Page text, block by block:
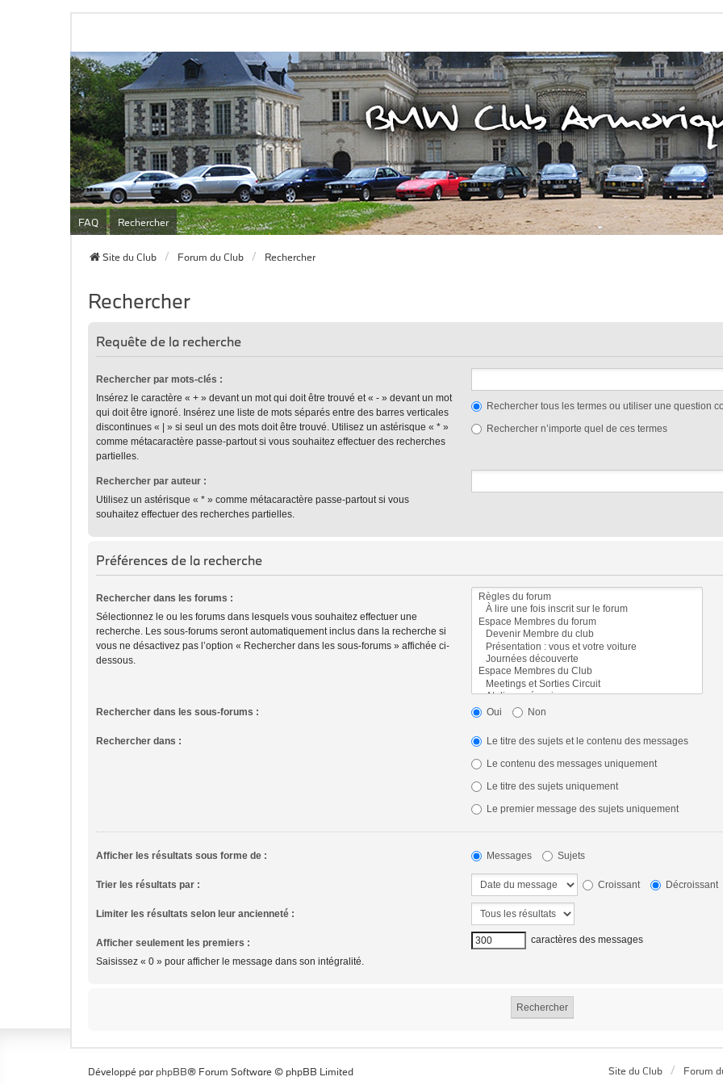
FAQ Rechercher
Site du Club Forum du Club Rechercher
Rechercher
Requête de la recherche
Rechercher par mots-clés :
Insérez le caractère « + » devant un mot qui doit être trouvé et « - » devant un mot
qui doit être ignoré. Insérez une liste de mots séparés entre des barres verticales
discontinues « | » si seul un des mots doit être trouvé. Utilisez un astérisque « * »
comme métacaractère passe-partout si vous souhaitez effectuer des recherches
partielles.
Rechercher tous les termes ou utiliser une question
Rechercher n’importe quel de ces termes
Rechercher par auteur :
Utilisez un astérisque « * » comme métacaractère passe-partout si vous
souhaitez effectuer des recherches partielles.
Préférences de la recherche
Rechercher dans les forums :
Sélectionnez le ou les forums dans lesquels vous souhaitez effectuer une
recherche. Les sous-forums seront automatiquement inclus dans la recherche si
vous ne désactivez pas l’option « Rechercher dans les sous-forums » affichée ci-
dessous.
Rechercher dans les sous-forums : Oui Non
Rechercher dans :
Le titre des sujets et le contenu des messages
Le contenu des messages uniquement
Le titre des sujets uniquement
Le premier message des sujets uniquement
Afficher les résultats sous forme de : Messages Sujets
Trier les résultats par : Croissant Décroissant
Limiter les résultats selon leur ancienneté :
Afficher seulement les premiers :
Saisissez « 0 » pour afficher le message dans son intégralité.
caractères des messages
Site du Club Forum
Développé parphpBB® Forum Software © phpBB Limited